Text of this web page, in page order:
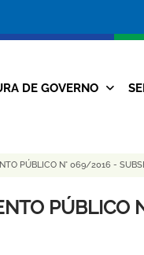
da
Prefeitura
DE GOVERNO
PÚBLICO N° 069/2016 -
PÚBLICO